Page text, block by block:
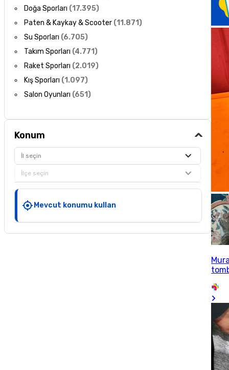
Doğa Sporları (17.395)
Paten & Kaykay & Scooter (11.871)
Su Sporları (6.705)
Takım Sporları (4.771)
Raket Sporları (2.019)
Kış Sporları (1.097)
Salon Oyunları (651)
Konum
İl seçin
İlçe seçin
Mevcut konumu kullan